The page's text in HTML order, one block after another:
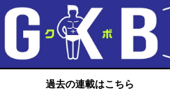
過去の連載はこちら